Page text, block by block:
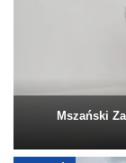
Mszański